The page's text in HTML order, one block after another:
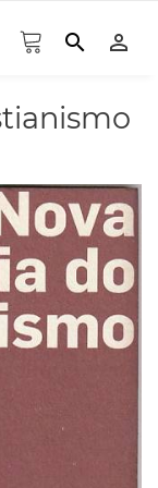
search person_outline